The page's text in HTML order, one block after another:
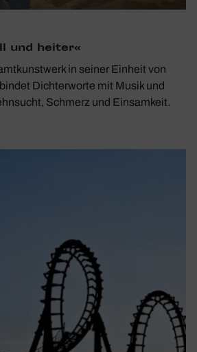
und heiter«
in seiner Einheit von
Dichterworte mit Musik und
Schmerz und Einsamkeit.